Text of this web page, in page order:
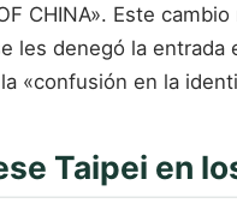
CHINA». Este
les denegó la
«confusión en la
Taipei en